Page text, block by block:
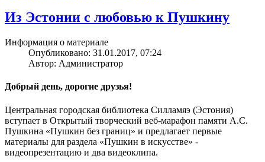
Из Эстонии с любовью к Пушкину
Информация о материале
Опубликовано: 31.01.2017, 07:24
Автор: Администратор
Добрый день, дорогие друзья!
Центральная городская библиотека Силламяэ (Эстония)
вступает в Открытый творческий веб-марафон памяти А.С.
Пушкина «Пушкин без границ» и предлагает первые
материалы для раздела «Пушкин в искусстве» -
видеопрезентацию и два видеоклипа.